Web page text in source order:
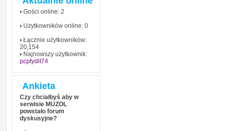
Gości online: 2
Użytkowników online: 0
Łącznie użytkowników:
20,154
Najnowszy użytkownik:
pcptydit74
Ankieta
Czy chciałbyś aby w
serwisie MUZOL
powstało forum
dyskusyjne?